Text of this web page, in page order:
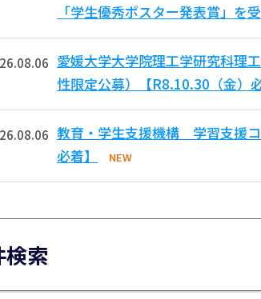
「学生優秀ポスター発表賞」を
愛媛大学大学院理工学研究科理
性限定公募）【R8.10.30（金）必
教育・学生支援機構 学習支援コ
必着】
NEW
索